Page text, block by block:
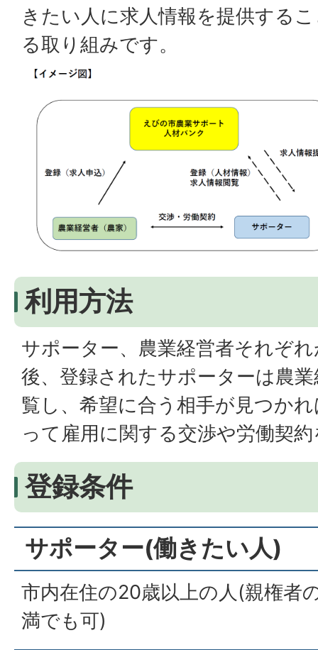
きたい人に求人情報を提供する
る取り組みです。
利用方法
サポーター、農業経営者それぞ
後、登録されたサポーターは農
覧し、希望に合う相手が見つか
って雇用に関する交渉や労働契
登録条件
サポーター(働きたい人)
市内在住の20歳以上の人(親権者
満でも可)